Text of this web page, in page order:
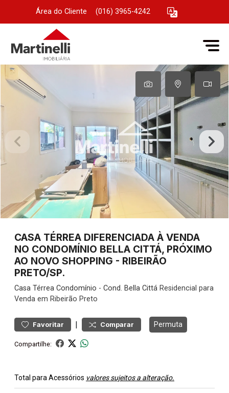
Área do Cliente (016) 3965-4242
CASA TÉRREA DIFERENCIADA À VENDA
NO CONDOMÍNIO BELLA CITTÁ, PRÓXIMO
AO NOVO SHOPPING - RIBEIRÃO
PRETO/SP.
Casa Térrea Condomínio - Cond. Bella Cittá Residencial para
Venda em Ribeirão Preto
Favoritar | Comparar Permuta
Compartilhe:
Total para Acessórios valores sujeitos a alteração.